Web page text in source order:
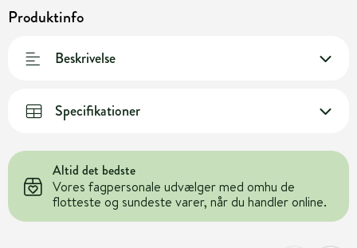
Produktinfo
Beskrivelse
Specifikationer
Altid det bedste
Vores fagpersonale udvælger med omhu de
flotteste og sundeste varer, når du handler online.